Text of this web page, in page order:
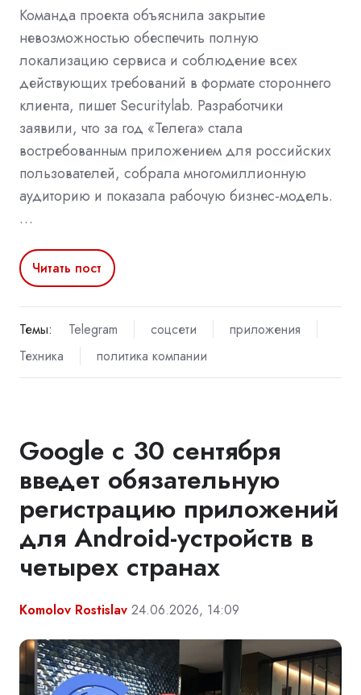
Команда проекта объяснила закрытие
невозможностью обеспечить полную
локализацию сервиса и соблюдение всех
действующих требований в формате стороннего
клиента, пишет Securitylab. Разработчики
заявили, что за год «Телега» стала
востребованным приложением для российских
пользователей, собрала многомиллионную
аудиторию и показала рабочую бизнес-модель.
…
Читать пост
Темы: Telegram соцсети
приложения
Техника
политика компании
Google с 30 сентября
введет обязательную
регистрацию приложений
для Android-устройств в
четырех странах
Komolov Rostislav 24.06.2026, 14:09